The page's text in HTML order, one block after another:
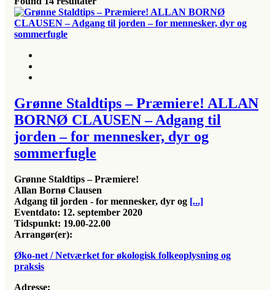
Grønne Staldtips – Præmiere! ALLAN
BORNØ CLAUSEN – Adgang til
jorden – for mennesker, dyr og
sommerfugle
Grønne Staldtips – Præmiere!
Allan Bornø Clausen
Adgang til jorden - for mennesker, dyr og [...]
Eventdato: 12. september 2020
Tidspunkt: 19.00-22.00
Arrangør(er):
Øko-net / Netværket for økologisk folkeoplysning og
praksis
Adresse: